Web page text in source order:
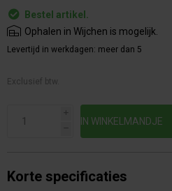
Bestel artikel.
Ophalen in Wijchen is mogelijk.
Levertijd in werkdagen: meer dan 5
Exclusief btw.
i
h
Korte specificaties